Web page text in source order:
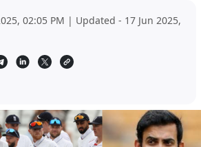
02:05 PM | Updated - 17 Jun 2025,